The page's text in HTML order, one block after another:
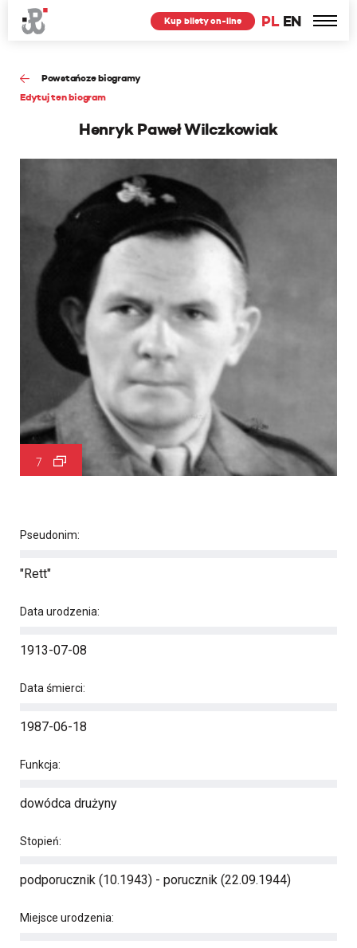
PL EN
Kup bilety on-line
Powstańcze biogramy
Edytuj ten biogram
Henryk Paweł Wilczkowiak
7
Pseudonim:
"Rett"
Data urodzenia:
1913-07-08
Data śmierci:
1987-06-18
Funkcja:
dowódca drużyny
Stopień:
podporucznik (10.1943) - porucznik (22.09.1944)
Miejsce urodzenia: